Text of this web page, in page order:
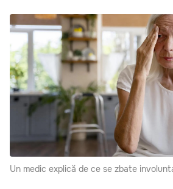
Un medic explică de ce se zbate